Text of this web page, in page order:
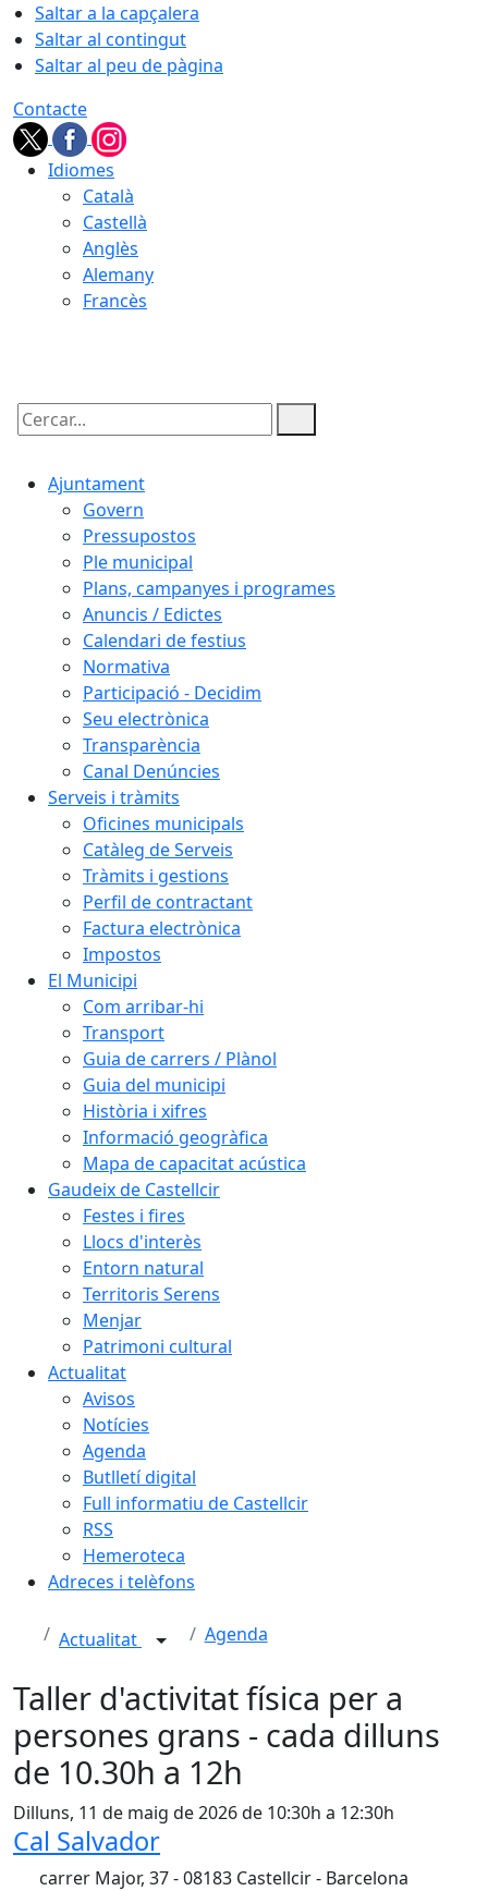
Saltar a la capçalera
Saltar al contingut
Saltar al peu de pàgina
Contacte
Idiomes
Català
Castellà
Anglès
Alemany
Francès
Cercar:
Ajuntament
Govern
Pressupostos
Ple municipal
Plans, campanyes i programes
Anuncis / Edictes
Calendari de festius
Normativa
Participació - Decidim
Seu electrònica
Transparència
Canal Denúncies
Serveis i tràmits
Oficines municipals
Catàleg de Serveis
Tràmits i gestions
Perfil de contractant
Factura electrònica
Impostos
El Municipi
Com arribar-hi
Transport
Guia de carrers / Plànol
Guia del municipi
Història i xifres
Informació geogràfica
Mapa de capacitat acústica
Gaudeix de Castellcir
Festes i fires
Llocs d'interès
Entorn natural
Territoris Serens
Menjar
Patrimoni cultural
Actualitat
Avisos
Notícies
Agenda
Butlletí digital
Full informatiu de Castellcir
RSS
Hemeroteca
Adreces i telèfons
Actualitat Agenda
Taller d'activitat física per a
persones grans - cada dilluns
de 10.30h a 12h
Dilluns, 11 de maig de 2026 de 10:30h a 12:30h
Cal Salvador
carrer Major, 37 - 08183 Castellcir - Barcelona